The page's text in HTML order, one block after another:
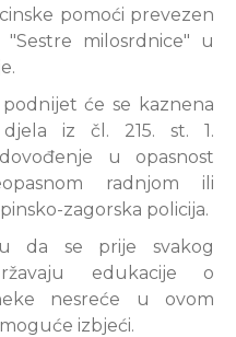
pomoći prevezen
milosrdnice" u
će se kaznena
iz čl. 215. st. 1.
u opasnost
radnjom ili
zagorska policija.
da se prije svakog
edukacije o
nesreće u ovom
izbjeći.